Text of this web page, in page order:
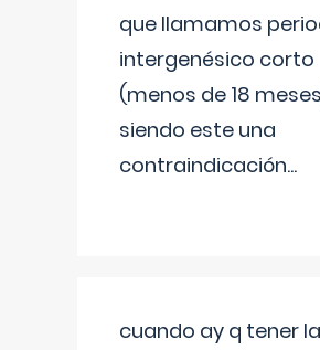
que llamamos
intergenésico corto
(menos de 18
siendo este una
contraindicación...
cuando ay q tener la